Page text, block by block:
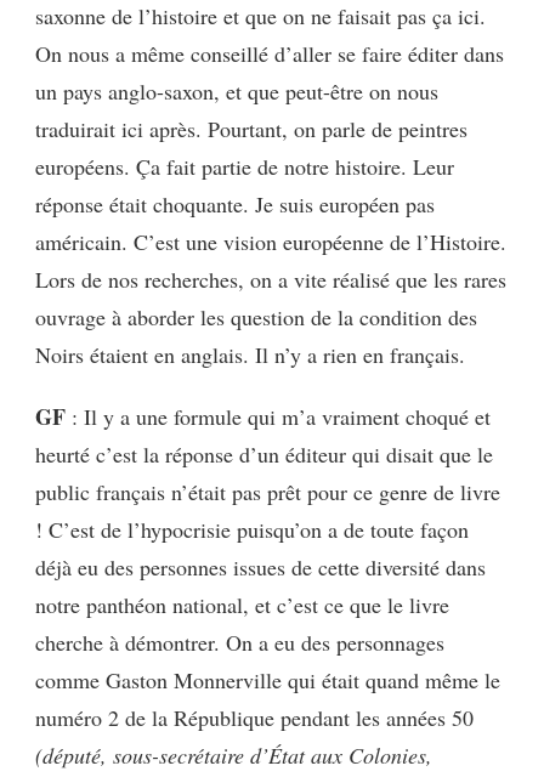
saxonne de l’histoire et que on ne faisait pas ça ici.
On nous a même conseillé d’aller se faire éditer dans
un pays anglo-saxon, et que peut-être on nous
traduirait ici après. Pourtant, on parle de peintres
européens. Ça fait partie de notre histoire. Leur
réponse était choquante. Je suis européen pas
américain. C’est une vision européenne de l’Histoire.
Lors de nos recherches, on a vite réalisé que les rares
ouvrage à aborder les question de la condition des
Noirs étaient en anglais. Il n’y a rien en français.
GF : Il y a une formule qui m’a vraiment choqué et
heurté c’est la réponse d’un éditeur qui disait que le
public français n’était pas prêt pour ce genre de livre
! C’est de l’hypocrisie puisqu’on a de toute façon
déjà eu des personnes issues de cette diversité dans
notre panthéon national, et c’est ce que le livre
cherche à démontrer. On a eu des personnages
comme Gaston Monnerville qui était quand même le
numéro 2 de la République pendant les années 50
(député, sous-secrétaire d’État aux Colonies,